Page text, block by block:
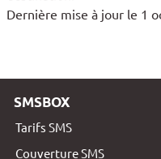
Dernière mise à jour le 1
SMSBOX
Tarifs SMS
Couverture SMS